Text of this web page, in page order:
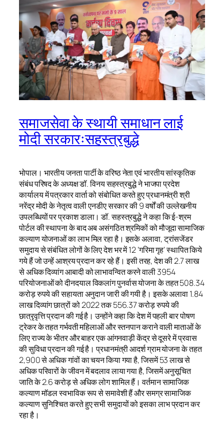
समाजसेवा के स्थायी समाधान लाई
मोदी सरकारःसहस्त्रबुद्धे
भोपाल। भारतीय जनता पार्टी के वरिष्ठ नेता एवं भारतीय सांस्कृतिक
संबंध परिषद के अध्यक्ष डॉ. विनय सहस्त्रबुद्धे ने भाजपा प्रदेश
कार्यालय में पत्रकार वार्ता को संबोधित करते हुए प्रधानमंत्री श्री
नरेंद्र मोदी के नेतृत्व वाली एनडीए सरकार की 9 वर्षों की उल्लेखनीय
उपलब्धियों पर प्रकाश डाला। डॉ. सहस्त्रबुद्धे ने कहा कि ई-श्रम
पोर्टल की स्थापना के बाद अब असंगठित श्रमिकों को मौजूदा सामाजिक
कल्याण योजनाओं का लाभ मिल रहा है। इसके अलावा, ट्रांसजेंडर
समुदाय से संबंधित लोगों के लिए देश भर में 12 ‘गरिमा गृह’ स्थापित किये
गये हैं जो उन्हें आश्रय प्रदान कर रहे हैं। इसी तरह, देश की 2.7 लाख
से अधिक दिव्यांग आबादी को लाभावन्वित करने वाली 3954
परियोजनाओं को दीनदयाल विकलांग पुनर्वास योजना के तहत 508.34
करोड़ रुपये की सहायता अनुदान जारी की गयी है। इसके अलावा 1.84
लाख दिव्यांग छात्रों को 2022 तक 556.37 करोड़ रुपये की
छात्रृवृत्ति प्रदान की गई है। उन्होंने कहा कि देश में पहली बार पोषण
ट्रेकर के तहत गर्भवती महिलाओं और स्तनपान कराने वाली माताओं के
लिए राज्य के भीतर और बाहर एक आंगनवाड़ी केंद्र से दूसरे में प्रवास
की सुविधा प्रदान की गई है। प्रधानमंत्री आदर्श ग्राम योजना के तहत
2,900 से अधिक गांवों का चयन किया गया है, जिसमें 53 लाख से
अधिक परिवारों के जीवन में बदलाव लाया गया है, जिसमें अनुसूचित
जाति के 2.6 करोड़ से अधिक लोग शामिल हैं। वर्तमान सामाजिक
कल्याण मॉडल स्वभाविक रूप से समावेशी हैं और समग्र सामाजिक
कल्याण सुनिश्चित करते हुए सभी समुदायों को इसका लाभ प्रदान कर
रहा है।